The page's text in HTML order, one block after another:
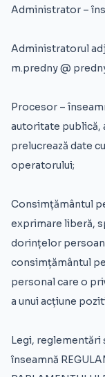
Administrator –
Administratorul
m.predny @
Procesor –
autoritate publică,
prelucrează date
operatorului;
Consimțământul
exprimare liberă,
dorințelor
consimțământul
personal care o
a unui acțiune
Legi, reglementări
înseamnă